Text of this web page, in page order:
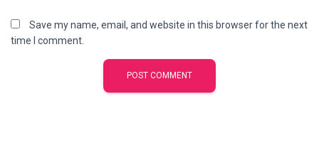
Save my name, email, and website in this browser for the next
time I comment.